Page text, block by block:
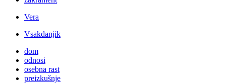
Vera
Vsakdanjik
dom
odnosi
osebna rast
preizkušnje